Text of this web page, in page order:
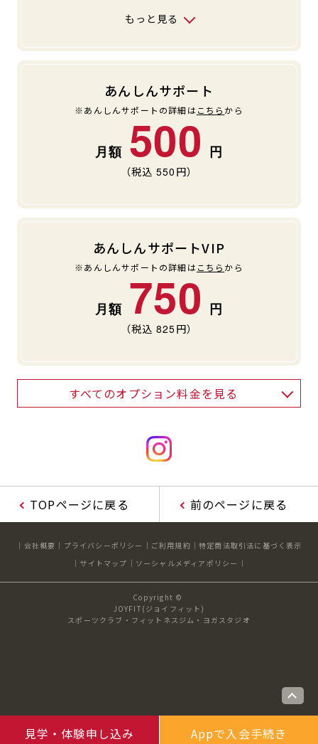
もっと見る
あんしんサポート
※あんしんサポートの詳細はこちら から
500
（税込 550 円）
あんしんサポートVIP
※あんしんサポートの詳細はこちら から
750
（税込 825円）
すべてのオプション料金を見る
見学・体験申し込み Appで入会手続き
TOPページに戻る 前のページに戻る
会社概要 プライバシーポリシー ご利用規約
特定商法取引法に基づく表示
サイトマップ
ソーシャルメディアポリシー
Copyright ©
JOYFIT(ジョイフィット)
スポーツクラブ・フィットネスジム・ヨガスタジオ